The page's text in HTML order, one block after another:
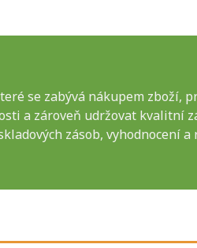
se zabývá nákupem zboží,
a zároveň udržovat kvalitní
zásob, vyhodnocení a